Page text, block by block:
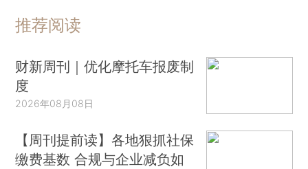
推荐阅读
财新周刊｜优化摩托车报废制
度
2026年08月08日
【周刊提前读】各地狠抓社保
缴费基数 合规与企业减负如